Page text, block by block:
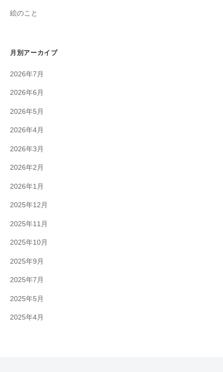
絵のこと
月別アーカイブ
2026年7月
2026年6月
2026年5月
2026年4月
2026年3月
2026年2月
2026年1月
2025年12月
2025年11月
2025年10月
2025年9月
2025年7月
2025年5月
2025年4月